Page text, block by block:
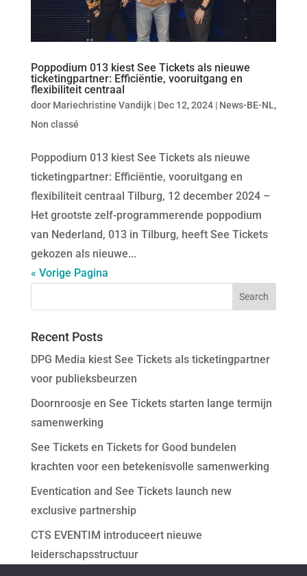
Poppodium 013 kiest See Tickets als nieuwe
ticketingpartner: Efficiëntie, vooruitgang en
flexibiliteit centraal
door Mariechristine Vandijk| Dec 12, 2024| News-BE-NL,
Non classé
Poppodium 013 kiest See Tickets als nieuwe
ticketingpartner: Efficiëntie, vooruitgang en
flexibiliteit centraal Tilburg, 12 december 2024 –
Het grootste zelf-programmerende poppodium
van Nederland, 013 in Tilburg, heeft See Tickets
gekozen als nieuwe...
« Vorige Pagina
Recent Posts
DPG Media kiest See Tickets als ticketingpartner
voor publieksbeurzen
Doornroosje en See Tickets starten lange termijn
samenwerking
See Tickets en Tickets for Good bundelen
krachten voor een betekenisvolle samenwerking
Eventication and See Tickets launch new
exclusive partnership
CTS EVENTIM introduceert nieuwe
leiderschapsstructuur